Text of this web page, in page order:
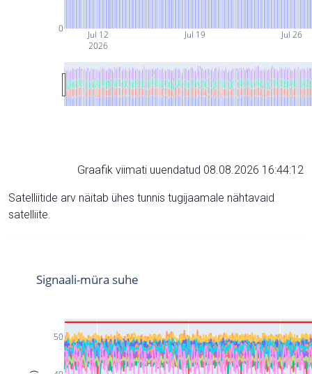
Jul 12
2026
Jul 19 Jul 26
0
Graafik viimati uuendatud 08.08.2026 16:44:12
Satelliitide arv näitab ühes tunnis tugijaamale nähtavaid
satelliite.
50
Signaali-müra suhe